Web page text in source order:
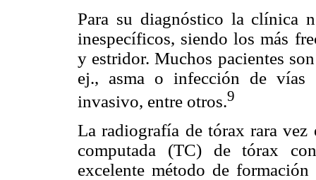
Para su diagnóstico la clínica
inespecíficos, siendo los más
y estridor. Muchos pacientes
ej., asma o infección de vías
invasivo, entre otros.9
La radiografía de tórax rara
computada (TC) de tórax
excelente método de